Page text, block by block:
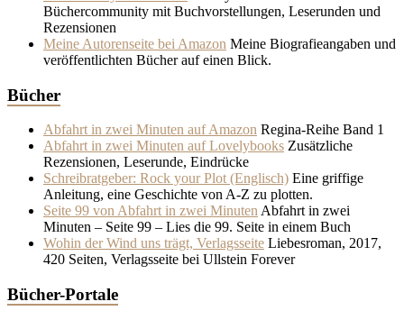
Büchercommunity mit Buchvorstellungen, Leserunden und
Rezensionen
Meine Autorenseite bei Amazon Meine Biografieangaben und
veröffentlichten Bücher auf einen Blick.
Bücher
Abfahrt in zwei Minuten auf Amazon Regina-Reihe Band 1
Abfahrt in zwei Minuten auf Lovelybooks Zusätzliche
Rezensionen, Leserunde, Eindrücke
Schreibratgeber: Rock your Plot (Englisch) Eine griffige
Anleitung, eine Geschichte von A-Z zu plotten.
Seite 99 von Abfahrt in zwei Minuten Abfahrt in zwei
Minuten – Seite 99 – Lies die 99. Seite in einem Buch
Wohin der Wind uns trägt, Verlagsseite Liebesroman, 2017,
420 Seiten, Verlagsseite bei Ullstein Forever
Bücher-Portale